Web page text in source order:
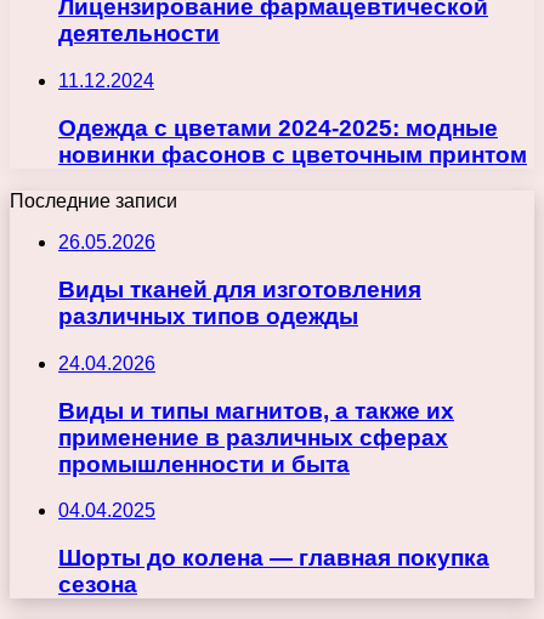
Лицензирование фармацевтической
деятельности
11.12.2024
Одежда с цветами 2024-2025: модные
новинки фасонов с цветочным принтом
Последние записи
26.05.2026
Виды тканей для изготовления
различных типов одежды
24.04.2026
Виды и типы магнитов, а также их
применение в различных сферах
промышленности и быта
04.04.2025
Шорты до колена — главная покупка
сезона